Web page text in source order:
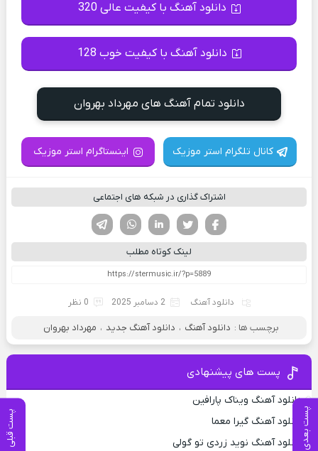
پست بعدی پست قبلی
دانلود آهنگ با کیفیت عالی 320
دانلود آهنگ با کیفیت خوب 128
دانلود تمام آهنگ های مهرداد بهروان
کانال تلگرام استر موزیک اینستاگرام استر موزیک
اشتراک گذاری در شبکه های اجتماعی
لینکدین تویتر
فیسوک
لینک کوتاه مطلب
دانلود آهنگ 2 دسامبر 2025 0 نظر
برچسب ها : دانلود آهنگ ، دانلود آهنگ جدید ، مهرداد بهروان
پست های پیشنهادی
دانلود آهنگ ویناک پارافین
دانلود آهنگ گیرا معما
دانلود آهنگ نوید زردی تو گولی